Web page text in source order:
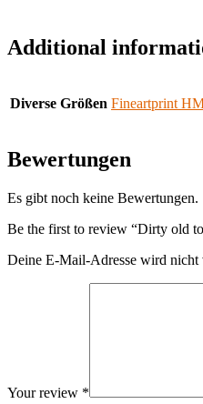
Additional
Diverse Größen Fineartprint
Bewertungen
Es gibt noch keine Bewertungen.
Be the first to review “Dirty old
Deine E-Mail-Adresse wird nicht
Your review *